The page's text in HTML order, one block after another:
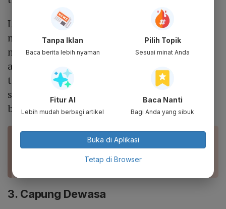
Larva capung bernapas dengan cara
menyedot air ke dalam perut lalu
memindahkannya ke atas insang. Insang
akan menyerap oksigen di dalam air yang
tersisa lalu dikeluarkan dengan cepat
sehingga larva capung terdorong untuk
berenang.
Metamorfosis adalah Peralihan Bentuk, Ini
Penjelasan dan Contohnya
3. Capung Dewasa
Tanpa Iklan
Baca berita lebih nyaman
Pilih Topik
Sesuai minat Anda
Fitur AI
Lebih mudah berbagi artikel
Baca Nanti
Bagi Anda yang sibuk
Buka di Aplikasi
Tetap di Browser